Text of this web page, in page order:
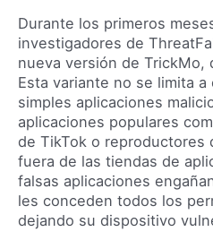
Durante los primeros
investigadores de
nueva versión de TrickMo,
Esta variante no se limita
simples aplicaciones
aplicaciones populares
de TikTok o reproductores
fuera de las tiendas de
falsas aplicaciones
les conceden todos los
dejando su dispositivo